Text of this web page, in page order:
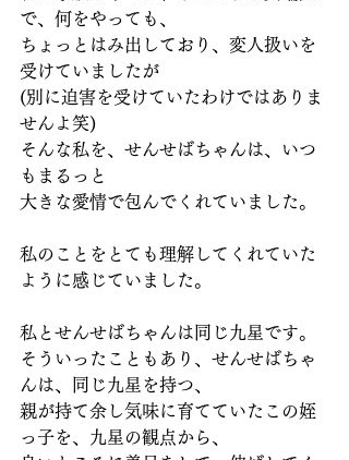
で、何をやっても、
ちょっとはみ出しており、変人扱いを
受けていましたが
(別に迫害を受けていたわけではありま
せんよ笑)
そんな私を、せんせばちゃんは、いつ
もまるっと
大きな愛情で包んでくれていました。
私のことをとても理解してくれていた
ように感じていました。
私とせんせばちゃんは同じ九星です。
そういったこともあり、せんせばちゃ
んは、同じ九星を持つ、
親が持て余し気味に育てていたこの姪
っ子を、九星の観点から、